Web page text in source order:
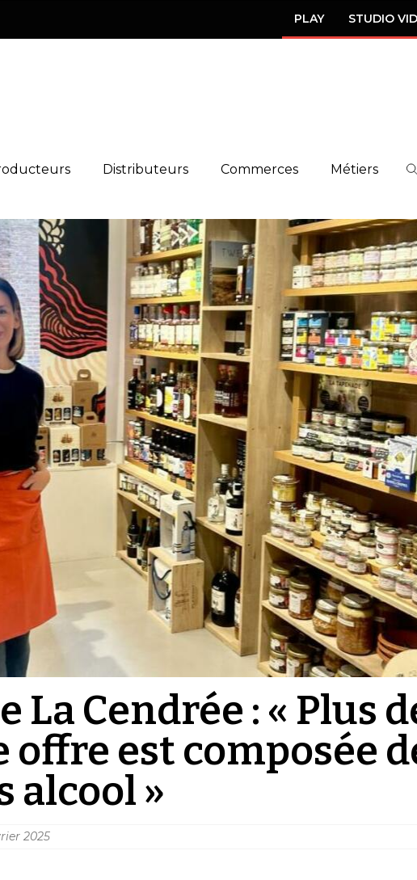
PLAY STUDIO
Distributeurs Commerces Métiers
La Cendrée : « Plus
offre est composée
alcool »
2025